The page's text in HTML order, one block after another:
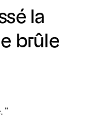
la
brûle
"